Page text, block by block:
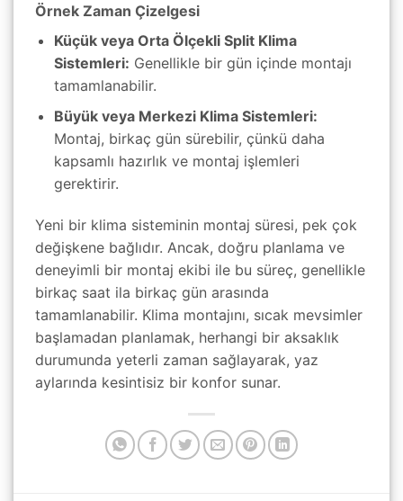
Örnek Zaman Çizelgesi
Küçük veya Orta Ölçekli Split Klima
Sistemleri: Genellikle bir gün içinde montajı
tamamlanabilir.
Büyük veya Merkezi Klima Sistemleri:
Montaj, birkaç gün sürebilir, çünkü daha
kapsamlı hazırlık ve montaj işlemleri
gerektirir.
Yeni bir klima sisteminin montaj süresi, pek çok
değişkene bağlıdır. Ancak, doğru planlama ve
deneyimli bir montaj ekibi ile bu süreç, genellikle
birkaç saat ila birkaç gün arasında
tamamlanabilir. Klima montajını, sıcak mevsimler
başlamadan planlamak, herhangi bir aksaklık
durumunda yeterli zaman sağlayarak, yaz
aylarında kesintisiz bir konfor sunar.